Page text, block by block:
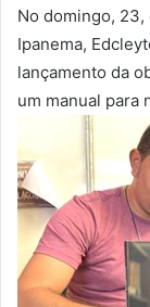
No domingo,
Ipanema,
lançamento da
um manual para